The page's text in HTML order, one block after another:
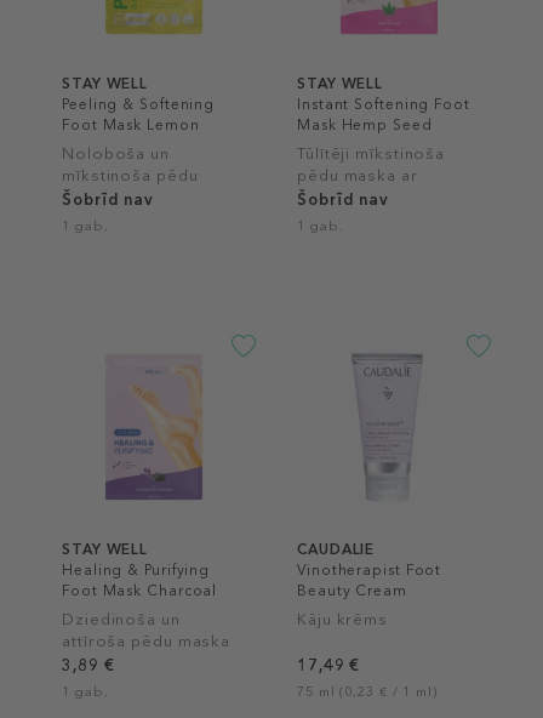
STAY WELL
Peeling & Softening
Foot Mask Lemon
Noloboša un
mīkstinoša pēdu
maska ar citronu
Šobrīd nav
1 gab.
STAY WELL
Instant Softening Foot
Mask Hemp Seed
Tūlītēji mīkstinoša
pēdu maska ar
kaņepju sēklu eļļu
Šobrīd nav
1 gab.
STAY WELL
Healing & Purifying
Foot Mask Charcoal
Dziedinoša un
attīroša pēdu maska
ar kokogli
3,89 €
1 gab.
CAUDALIE
Vinotherapist Foot
Beauty Cream
Kāju krēms
17,49 €
75 ml (0,23 € / 1 ml)